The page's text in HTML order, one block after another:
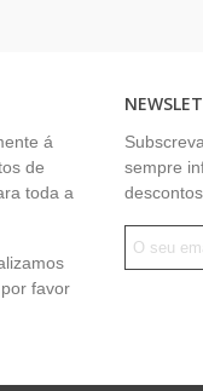
á
de
toda a
favor
sempre